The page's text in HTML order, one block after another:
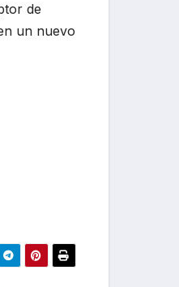
de
un nuevo